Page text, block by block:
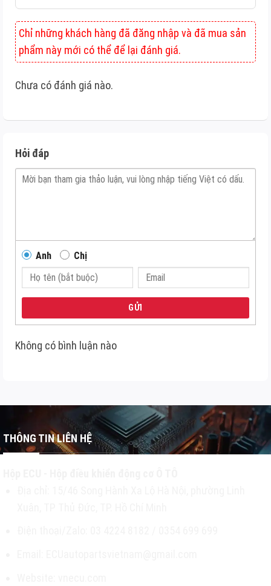
Chỉ những khách hàng đã đăng nhập và đã mua sản
phẩm này mới có thể để lại đánh giá.
Chưa có đánh giá nào.
Hỏi đáp
Anh Chị
GỬI
Không có bình luận nào
THÔNG TIN LIÊN HỆ